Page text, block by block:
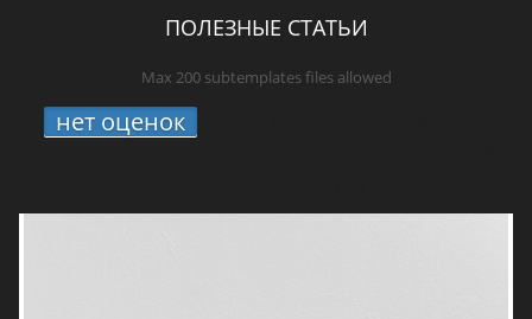
ПОЛЕЗНЫЕ СТАТЬИ
Max 200 subtemplates files allowed
нет оценок